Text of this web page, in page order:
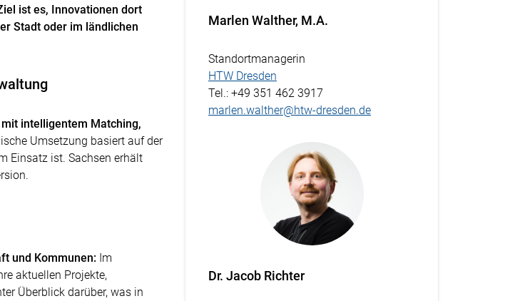
ist es, Innovationen dort
Stadt oder im ländlichen
intelligentem Matching,
Umsetzung basiert auf der
Einsatz ist. Sachsen erhält
und Kommunen: Im
aktuellen Projekte,
Überblick darüber, was in
Marlen Walther, M.A.
Standortmanagerin
HTW Dresden
Tel.: +49 351 462 3917
marlen.walther@htw-dresden.de
Dr. Jacob Richter